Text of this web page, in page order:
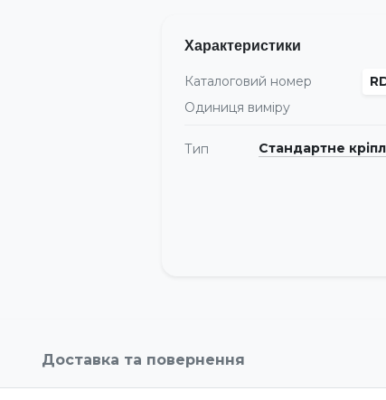
Характеристики
Каталоговий номер
Одиниця виміру
Тип Стандартне
Доставка та повернення